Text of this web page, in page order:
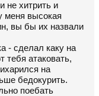
не хитрить и
меня высокая
вы бы их назвали
- сделал каку на
тебя атаковать,
на
бедокурить.
поебать